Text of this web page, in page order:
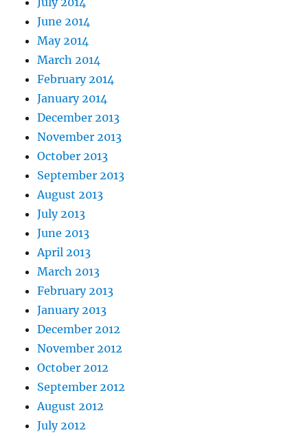
June 2014
May 2014
March 2014
February 2014
January 2014
December 2013
November 2013
October 2013
September 2013
August 2013
July 2013
June 2013
April 2013
March 2013
February 2013
January 2013
December 2012
November 2012
October 2012
September 2012
August 2012
July 2012